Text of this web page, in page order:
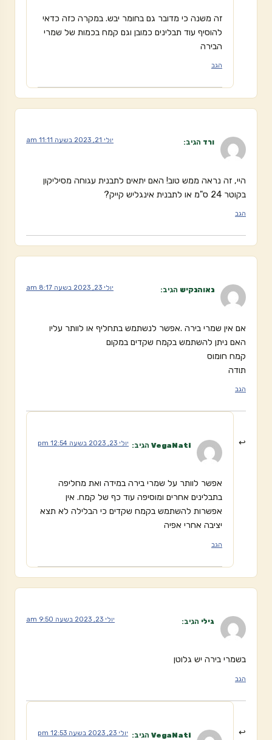
זה משנה כי מדובר גם בחומר יבש. במקרה כזה כדאי
להוסיף עוד תבלינים כמובן וגם קמח בכמות של שמרי
הבירה
הגב
ורד הגיב: יולי 21, 2023 בשעה 11:11 am
היי, זה נראה ממש טוב! האם יתאים לתבנית עגוחה מסיליקון
בקוטר 24 ס"מ או לתבנית אינגליש קייק?
הגב
נאוהנקיש הגיב: יולי 23, 2023 בשעה 8:17 am
אם אין שמרי בירה .אפשר לנשתמש בתחליף או לוותר עליו
האם ניתן להשתמש בקמח שקדים במקום
קמח חומוס
תודה
הגב
VegaNati הגיב: יולי 23, 2023 בשעה 12:54 pm
אפשר לוותר על שמרי בירה במידה ואת מחליפה
בתבלינים אחרים ומוסיפה עוד כף של קמח. אין
אפשרות להשתמש בקמח שקדים כי הבלילה לא תצא
יציבה אחרי אפיה
הגב
גילי הגיב: יולי 23, 2023 בשעה 9:50 am
בשמרי בירה יש גלוטן
הגב
VegaNati הגיב: יולי 23, 2023 בשעה 12:53 pm